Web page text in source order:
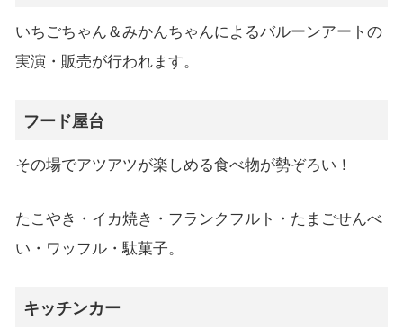
いちごちゃん＆みかんちゃんによるバルーンアートの
実演・販売が行われます。
フード屋台
その場でアツアツが楽しめる食べ物が勢ぞろい！
たこやき・イカ焼き・フランクフルト・たまごせんべ
い・ワッフル・駄菓子。
キッチンカー